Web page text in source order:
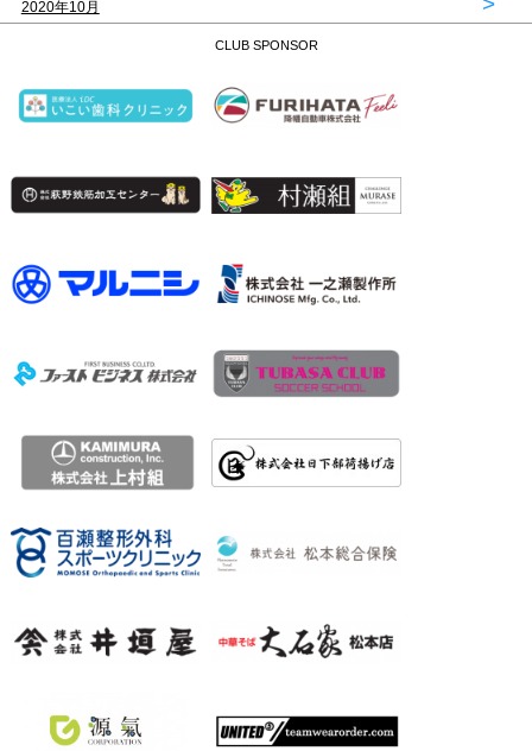
2020年10月
CLUB SPONSOR